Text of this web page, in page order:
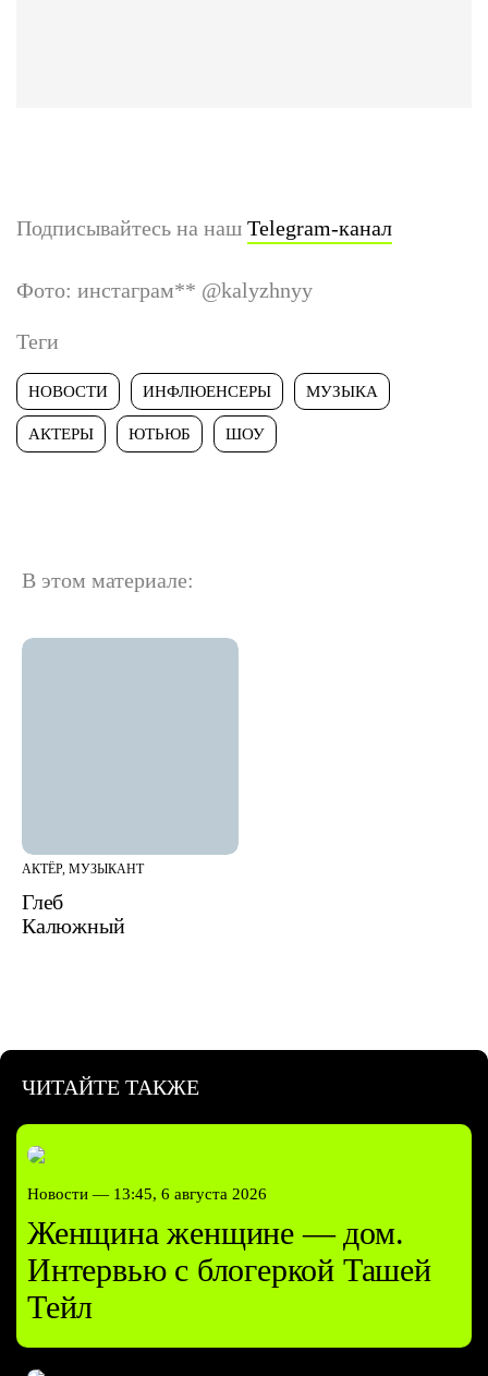
Подписывайтесь на наш Telegram-канал
Фото: инстаграм** @kalyzhnyy
Теги
НОВОСТИ ИНФЛЮЕНСЕРЫ МУЗЫКА
АКТЕРЫ ЮТЬЮБ ШОУ
В этом материале:
АКТЁР, МУЗЫКАНТ
Глеб
Калюжный
ЧИТАЙТЕ ТАКЖЕ
Новости — 13:45, 6 августа 2026
Женщина женщине — дом.
Интервью с блогеркой Ташей
Тейл